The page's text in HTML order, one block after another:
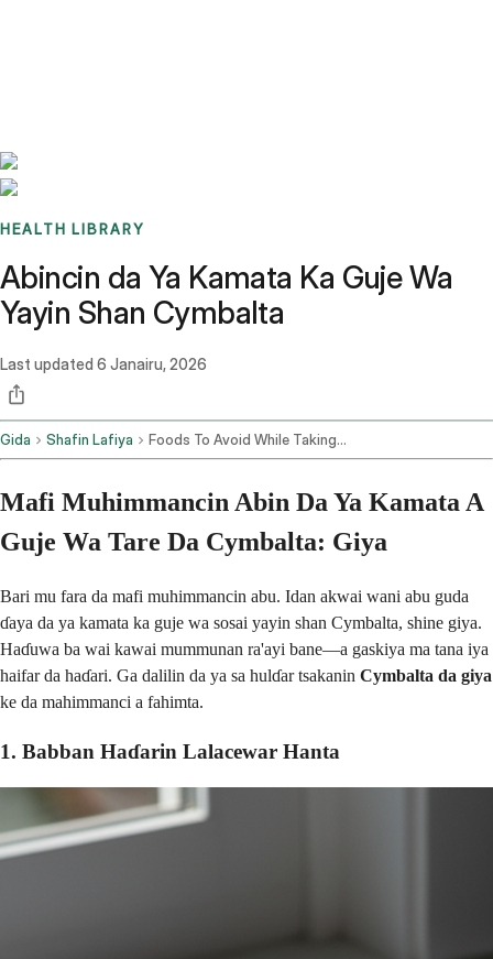
HEALTH LIBRARY
Abincin da Ya Kamata Ka Guje Wa
Yayin Shan Cymbalta
Last updated 6 Janairu, 2026
Gida Shafin Lafiya Foods To Avoid While Taking Cymbalta
Mafi Muhimmancin Abin Da Ya Kamata A
Guje Wa Tare Da Cymbalta: Giya
Bari mu fara da mafi muhimmancin abu. Idan akwai wani abu guda
ɗaya da ya kamata ka guje wa sosai yayin shan Cymbalta, shine giya.
Haɗuwa ba wai kawai mummunan ra'ayi bane—a gaskiya ma tana iya
haifar da haɗari. Ga dalilin da ya sa hulɗar tsakanin Cymbalta da giya
ke da mahimmanci a fahimta.
1. Babban Haɗarin Lalacewar Hanta